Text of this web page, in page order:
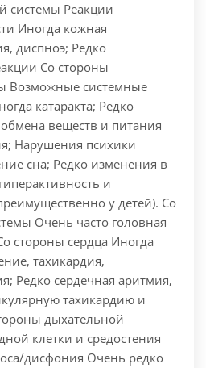
системы Реакции
Иногда кожная
диспноэ; Редко
Со стороны
Возможные системные
катаракта; Редко
веществ и питания
Нарушения психики
сна; Редко изменения в
и
у детей). Со
Очень часто головная
стороны сердца Иногда
тахикардия,
Редко сердечная аритмия,
тахикардию и
дыхательной
клетки и средостения
дисфония Очень редко